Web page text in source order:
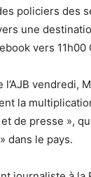
policiers des
une
vers 11h00
l’AJB vendredi,
la
de presse »,
dans le pays.